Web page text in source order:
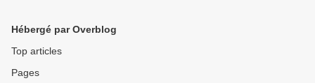
Hébergé par Overblog
Top articles
Pages